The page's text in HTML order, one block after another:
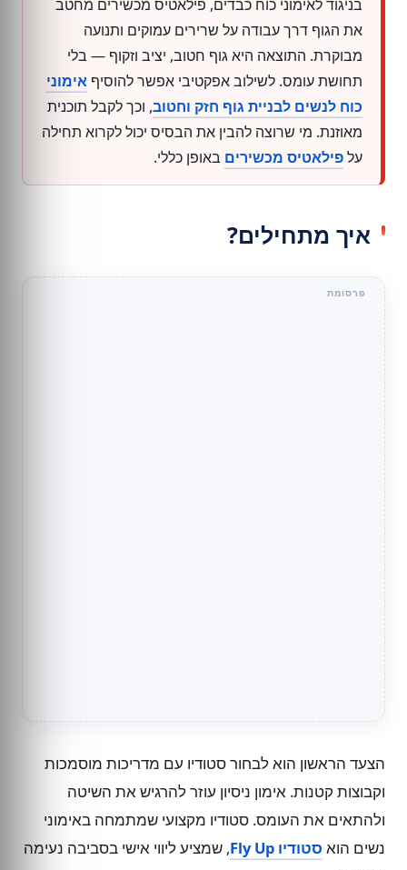
בניגוד לאימוני כוח כבדים, פילאטיס מכשירים מחטב
את הגוף דרך עבודה על שרירים עמוקים ותנועה
מבוקרת. התוצאה היא גוף חטוב, יציב וזקוף — בלי
תחושת עומס. לשילוב אפקטיבי אפשר להוסיף אימוני
כוח לנשים לבניית גוף חזק וחטוב, וכך לקבל תוכנית
מאוזנת. מי שרוצה להבין את הבסיס יכול לקרוא תחילה
עלפילאטיס מכשירים באופן כללי.
איך מתחילים?
הצעד הראשון הוא לבחור סטודיו עם מדריכות מוסמכות
וקבוצות קטנות. אימון ניסיון עוזר להרגיש את השיטה
ולהתאים את העומס. סטודיו מקצועי שמתמחה באימוני
נשים הוא סטודיו Fly Up
, שמציע ליווי אישי בסביבה נעימה